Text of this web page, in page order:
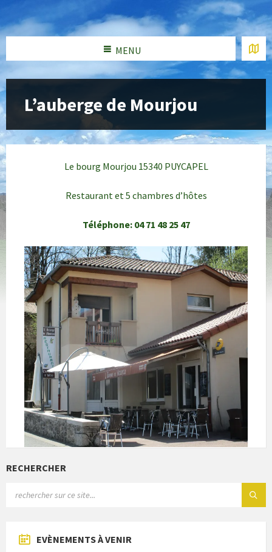
MENU
L’auberge de Mourjou
Le bourg Mourjou 15340 PUYCAPEL
Restaurant et 5 chambres d’hôtes
Téléphone: 04 71 48 25 47
RECHERCHER
EVÈNEMENTS À VENIR